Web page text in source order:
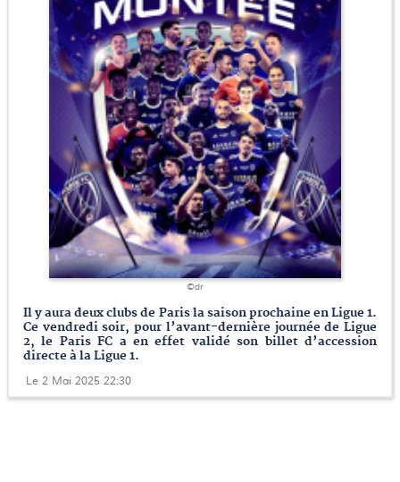
©dr
Il y aura deux clubs de Paris la saison prochaine en Ligue 1.
Ce vendredi soir, pour l’avant-dernière journée de Ligue
2, le Paris FC a en effet validé son billet d’accession
directe à la Ligue 1.
Le 2 Mai 2025 22:30